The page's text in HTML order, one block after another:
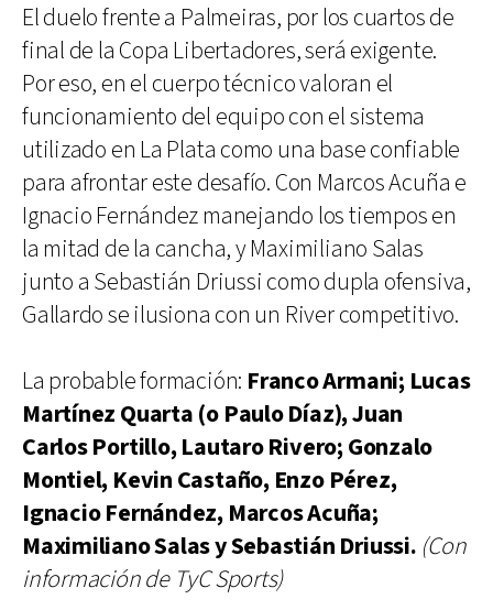
El duelo frente a Palmeiras, por los cuartos de
final de la Copa Libertadores, será exigente.
Por eso, en el cuerpo técnico valoran el
funcionamiento del equipo con el sistema
utilizado en La Plata como una base confiable
para afrontar este desafío. Con Marcos Acuña e
Ignacio Fernández manejando los tiempos en
la mitad de la cancha, y Maximiliano Salas
junto a Sebastián Driussi como dupla ofensiva,
Gallardo se ilusiona con un River competitivo.
La probable formación: Franco Armani; Lucas
Martínez Quarta (o Paulo Díaz), Juan
Carlos Portillo, Lautaro Rivero; Gonzalo
Montiel, Kevin Castaño, Enzo Pérez,
Ignacio Fernández, Marcos Acuña;
Maximiliano Salas y Sebastián Driussi. (Con
información de TyC Sports)